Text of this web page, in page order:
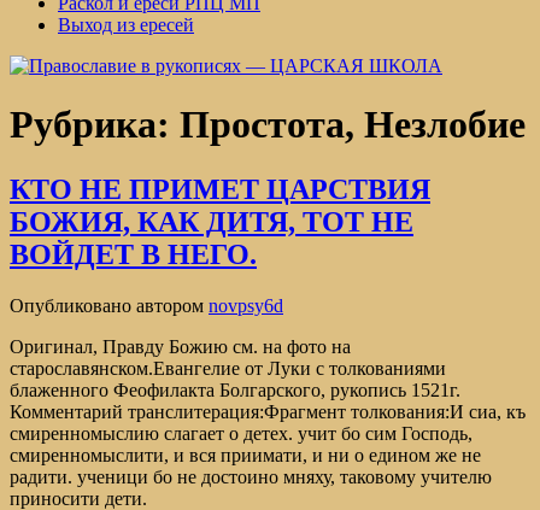
Выход из ересей
Рубрика: Простота, Незлобие
КТО НЕ ПРИМЕТ ЦАРСТВИЯ
БОЖИЯ, КАК ДИТЯ, ТОТ НЕ
ВОЙДЕТ В НЕГО.
Опубликовано автором novpsy6d
Оригинал, Правду Божию см. на фото на
старославянском.Евангелие от Луки с толкованиями
блаженного Феофилакта Болгарского, рукопись 1521г.
Комментарий транслитерация:Фрагмент толкования:И сиа, къ
смиренномыслию слагает о детех. учит бо сим Господь,
смиренномыслити, и вся приимати, и ни о едином же не
радити. ученици бо не достоино мняху, таковому учителю
приносити дети.